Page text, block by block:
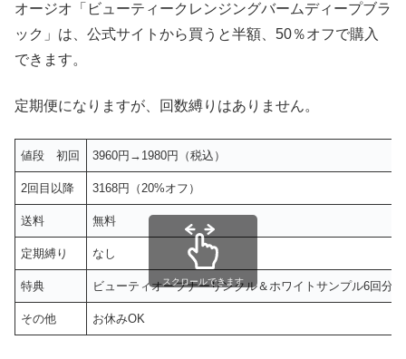
オージオ「ビューティークレンジングバームディープブラ
ック」は、公式サイトから買うと半額、50％オフで購入
できます。
定期便になりますが、回数縛りはありません。
値段 初回 3960円→1980円（税込）
2回目以降 3168円（20%オフ）
送料 無料
定期縛り なし
特典 ビューティオープナーリンクル＆ホワイトサンプル6回分
その他 お休みOK
スクロールできます